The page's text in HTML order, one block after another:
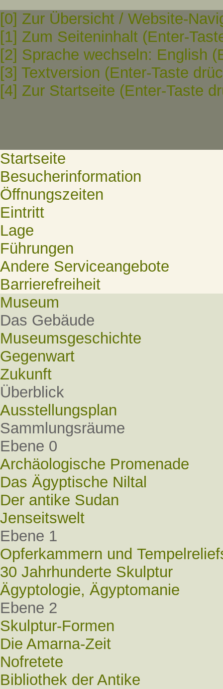
[0] Zur Übersicht / Website-
[1] Zum Seiteninhalt (Enter-
[2] Sprache wechseln: English
[3] Textversion (Enter-Taste
[4] Zur Startseite (Enter-Taste
Startseite
Besucherinformation
Öffnungszeiten
Eintritt
Lage
Führungen
Andere Serviceangebote
Barrierefreiheit
Museum
Das Gebäude
Museumsgeschichte
Gegenwart
Zukunft
Überblick
Ausstellungsplan
Sammlungsräume
Ebene 0
Archäologische Promenade
Das Ägyptische Niltal
Der antike Sudan
Jenseitswelt
Ebene 1
Opferkammern und
30 Jahrhunderte Skulptur
Ägyptologie, Ägyptomanie
Ebene 2
Skulptur-Formen
Die Amarna-Zeit
Nofretete
Bibliothek der Antike